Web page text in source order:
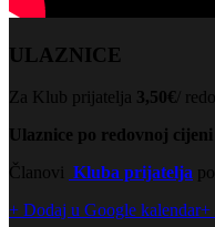
ULAZNICE
Za Klub prijatelja 3,50€ /
Ulaznice po redovnoj cijeni
Članovi Kluba prijatelja
+ Dodaj u Google kalendar+